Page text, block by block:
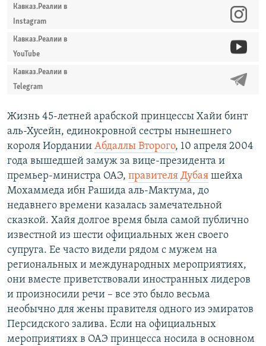
Кавказ.Реалии в
Instagram
Кавказ.Реалии в
YouTube
Кавказ.Реалии в
Telegram
Жизнь 45-летней арабской принцессы Хайи бинт
аль-Хусейн, единокровной сестры нынешнего
короля Иордании Абдаллы Второго, 10 апреля 2004
года вышедшей замуж за вице-президента и
премьер-министра ОАЭ, правителя Дубая шейха
Мохаммеда ибн Рашида аль-Мактума, до
недавнего времени казалась замечательной
сказкой. Хайя долгое время была самой публично
известной из шести официальных жен своего
супруга. Ее часто видели рядом с мужем на
региональных и международных мероприятиях,
они вместе приветствовали иностранных лидеров
и произносили речи – все это было весьма
необычно для жены правителя одного из эмиратов
Персидского залива. Если на официальных
мероприятиях в ОАЭ принцесса носила в основном